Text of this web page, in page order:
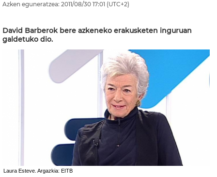
Azken eguneratzea: 2011/08/30 17:01 (UTC+2)
David Barberok bere azkeneko erakusketen inguruan
galdetuko dio.
Laura Esteve. Argazkia: EITB